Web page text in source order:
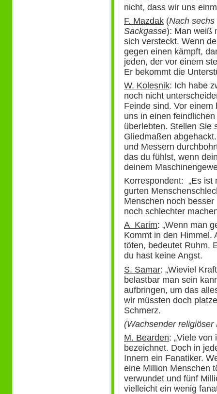
nicht, dass wir uns
F. Mazdak (Nach
Sackgasse): Man weiß
sich versteckt. Wenn
gegen einen kämpft,
jeden, der vor einem
Er bekommt die
W. Kolesnik: Ich habe
noch nicht
Feinde sind. Vor
uns in einen
überlebten. Stellen Sie
Gliedmaßen
und Messern
das du fühlst, wenn
deinem
Korrespondent: „Es ist
gurten
Menschen noch
noch schlechter
A Karim: „Wenn man
Kommt in den Himmel.
töten, bedeutet Ruhm.
du hast keine Angst.
S. Samar: „Wieviel
belastbar man sein
aufbringen, um das
wir müssten doch
Schmerz.
(Wachsender
M. Bearden: „Viele von
bezeichnet. Doch in
Innern ein Fanatiker.
eine Million Menschen
verwundet und fünf
vielleicht ein wenig